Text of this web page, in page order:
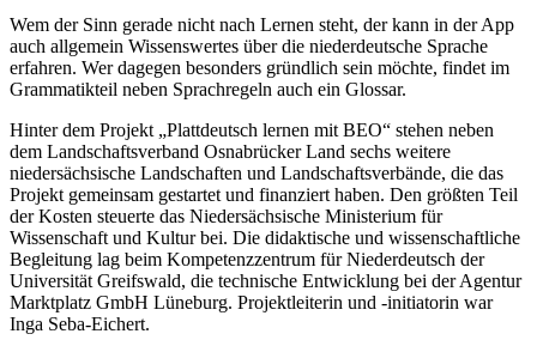
Wem der Sinn gerade nicht nach Lernen steht, der kann in der App
auch allgemein Wissenswertes über die niederdeutsche Sprache
erfahren. Wer dagegen besonders gründlich sein möchte, findet im
Grammatikteil neben Sprachregeln auch ein Glossar.
Hinter dem Projekt „Plattdeutsch lernen mit BEO“ stehen neben
dem Landschaftsverband Osnabrücker Land sechs weitere
niedersächsische Landschaften und Landschaftsverbände, die das
Projekt gemeinsam gestartet und finanziert haben. Den größten Teil
der Kosten steuerte das Niedersächsische Ministerium für
Wissenschaft und Kultur bei. Die didaktische und wissenschaftliche
Begleitung lag beim Kompetenzzentrum für Niederdeutsch der
Universität Greifswald, die technische Entwicklung bei der Agentur
Marktplatz GmbH Lüneburg. Projektleiterin und -initiatorin war
Inga Seba-Eichert.